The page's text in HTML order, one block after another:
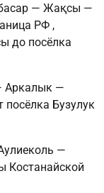
— Жақсы —
РФ ,
до посёлка
Аркалык —
посёлка Бузулук
—
Костанайской